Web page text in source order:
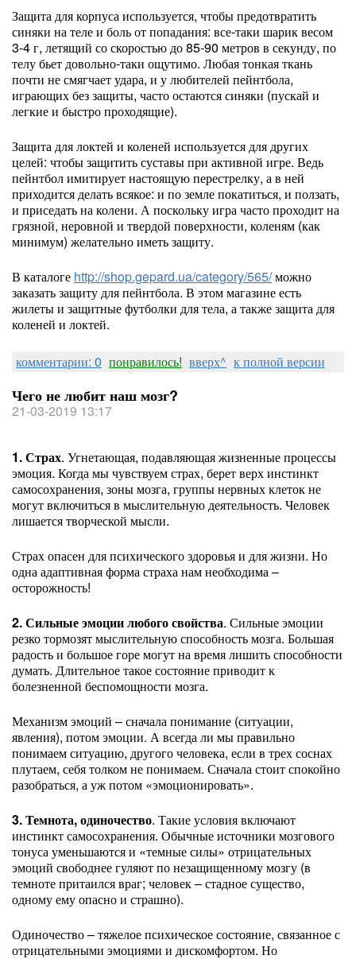
Защита для корпуса используется, чтобы предотвратить
синяки на теле и боль от попадания: все-таки шарик весом
3-4 г, летящий со скоростью до 85-90 метров в секунду, по
телу бьет довольно-таки ощутимо. Любая тонкая ткань
почти не смягчает удара, и у любителей пейнтбола,
играющих без защиты, часто остаются синяки (пускай и
легкие и быстро проходящие).
Защита для локтей и коленей используется для других
целей: чтобы защитить суставы при активной игре. Ведь
пейнтбол имитирует настоящую перестрелку, а в ней
приходится делать всякое: и по земле покатиться, и ползать,
и приседать на колени. А поскольку игра часто проходит на
грязной, неровной и твердой поверхности, коленям (как
минимум) желательно иметь защиту.
В каталоге http://shop.gepard.ua/category/565/можно
заказать защиту для пейнтбола. В этом магазине есть
жилеты и защитные футболки для тела, а также защита для
коленей и локтей.
комментарии: 0 понравилось! вверх^ к полной версии
Чего не любит наш мозг?
21-03-2019 13:17
1. Страх. Угнетающая, подавляющая жизненные процессы
эмоция. Когда мы чувствуем страх, берет верх инстинкт
самосохранения, зоны мозга, группы нервных клеток не
могут включиться в мыслительную деятельность. Человек
лишается творческой мысли.
Страх опасен для психического здоровья и для жизни. Но
одна адаптивная форма страха нам необходима –
осторожность!
2. Сильные эмоции любого свойства. Сильные эмоции
резко тормозят мыслительную способность мозга. Большая
радость и большое горе могут на время лишить способности
думать. Длительное такое состояние приводит к
болезненной беспомощности мозга.
Механизм эмоций – сначала понимание (ситуации,
явления), потом эмоции. А всегда ли мы правильно
понимаем ситуацию, другого человека, если в трех соснах
плутаем, себя толком не понимаем. Сначала стоит спокойно
разобраться, а уж потом «эмоционировать».
3. Темнота, одиночество. Такие условия включают
инстинкт самосохранения. Обычные источники мозгового
тонуса уменьшаются и «темные силы» отрицательных
эмоций свободнее гуляют по незащищенному мозгу (в
темноте притаился враг; человек – стадное существо,
одному ему опасно и страшно).
Одиночество – тяжелое психическое состояние, связанное с
отрицательными эмоциями и дискомфортом. Но